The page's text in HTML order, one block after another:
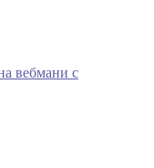
вебмани с